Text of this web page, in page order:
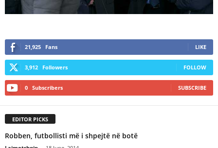
21,925 Fans LIKE
3,912 Followers FOLLOW
0 Subscribers SUBSCRIBE
EDITOR PICKS
Robben, futbollisti më i shpejtë në botë